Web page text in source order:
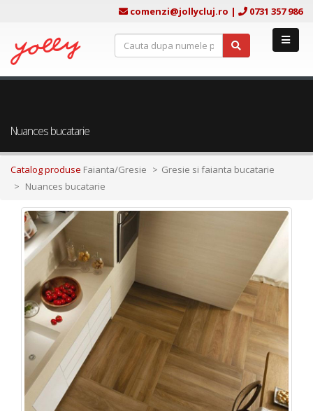
comenzi@jollycluj.ro | 0731 357 986
Nuances bucatarie
Catalog produse Faianta/Gresie
Gresie si faianta bucatarie
Nuances bucatarie